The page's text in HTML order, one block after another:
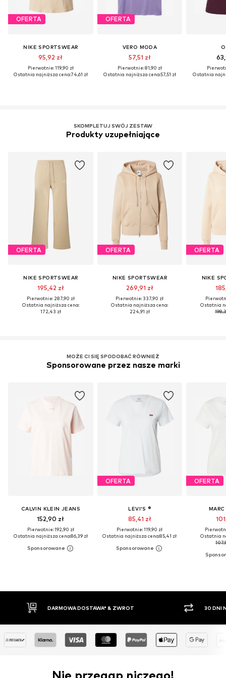
OFERTA
NIKE SPORTSWEAR
95,92 zł
Pierwotnie: 119,90 zł
Ostatnia najniższa cena:74,61 zł
OFERTA
VERO MODA
57,51 zł
Pierwotnie: 81,90 zł
Ostatnia najniższa cena:57,51 zł
Ostatnia
SKOMPLETUJ SWÓJ ZESTAW
Produkty uzupełniające
OFERTA
NIKE SPORTSWEAR
195,42 zł
Pierwotnie: 287,90 zł
Ostatnia najniższa cena:
172,43 zł
OFERTA
NIKE SPORTSWEAR
269,91 zł
Pierwotnie: 337,90 zł
Ostatnia najniższa cena:
224,91 zł
OFERTA
NIKE
Ostatnia
MOŻE CI SIĘ SPODOBAĆ RÓWNIEŻ
Sponsorowane przez nasze marki
CALVIN KLEIN JEANS
152,90 zł
Pierwotnie: 192,90 zł
Ostatnia najniższa cena:86,39 zł
OFERTA
LEVI'S ®
85,41 zł
Pierwotnie: 119,90 zł
Ostatnia najniższa cena:85,41 zł
OFERTA
Ostatnia
30 DNI NA ZWROT TOWARU